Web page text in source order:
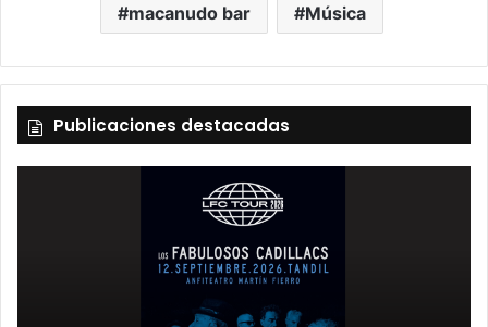
macanudo bar Música
Publicaciones destacadas